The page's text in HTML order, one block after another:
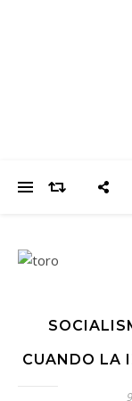
CUANDO LA